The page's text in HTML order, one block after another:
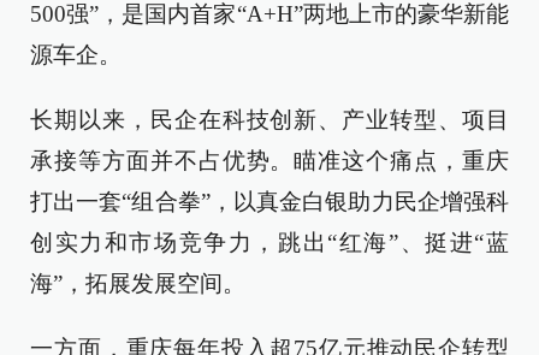
500强”，是国内首家“A+H”两地上市的豪华新能
源车企。
长期以来，民企在科技创新、产业转型、项目
承接等方面并不占优势。瞄准这个痛点，重庆
打出一套“组合拳”，以真金白银助力民企增强科
创实力和市场竞争力，跳出“红海”、挺进“蓝
海”，拓展发展空间。
一方面，重庆每年投入超75亿元推动民企转型